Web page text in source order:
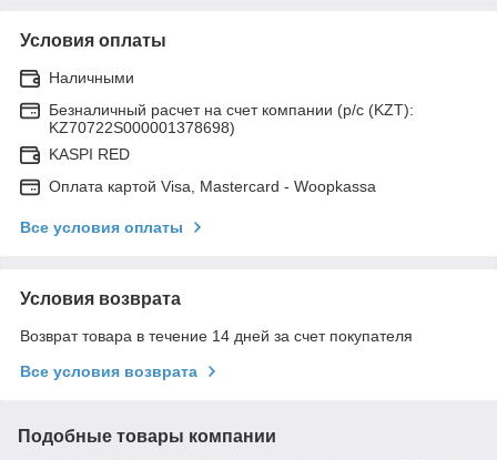
Условия оплаты
Наличными
Безналичный расчет на счет компании (р/с (KZT):
KZ70722S000001378698)
KASPI RED
Оплата картой Visa, Mastercard - Woopkassa
Все условия оплаты
Условия возврата
Возврат товара в течение 14 дней за счет покупателя
Все условия возврата
Подобные товары компании